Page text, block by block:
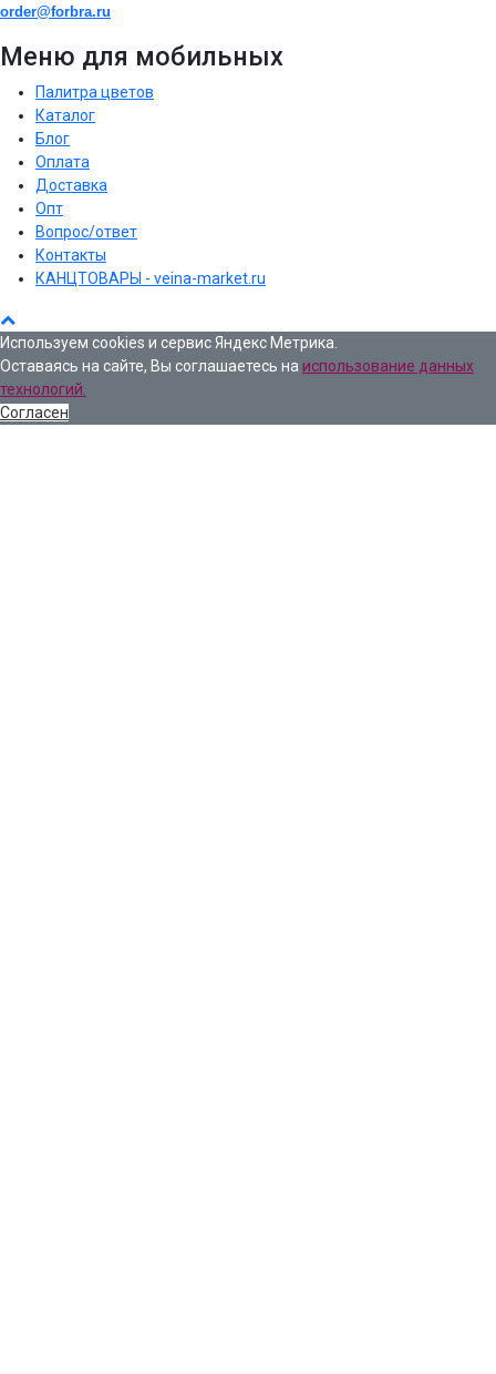
order@forbra.ru
Меню для мобильных
Палитра цветов
Каталог
Блог
Оплата
Доставка
Опт
Вопрос/ответ
Контакты
КАНЦТОВАРЫ - veina-market.ru
Используем cookies и сервис Яндекс Метрика.
Оставаясь на сайте, Вы соглашаетесь на использование данных
технологий.
Согласен